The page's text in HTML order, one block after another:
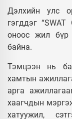
Дэлхийн улс
гэгддэг
оноос жил бүр
байна.
Тэмцээн нь
хамтын
арга
хаагчдын
хатуужил,